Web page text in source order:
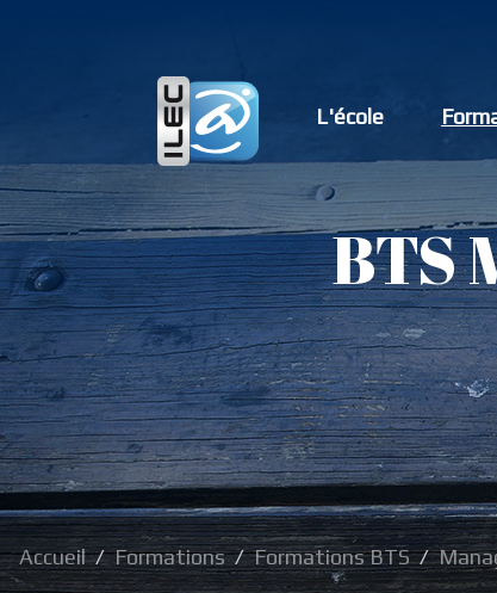
L'école
BTS
Accueil Formations Formations BTS